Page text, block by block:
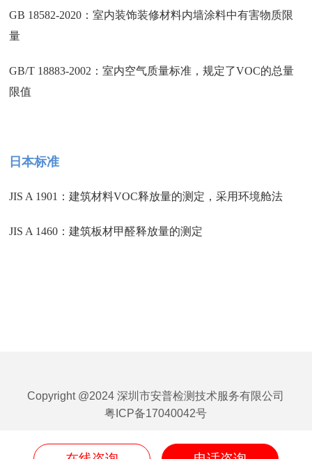
GB 18582-2020：室内装饰装修材料内墙涂料中有害物质限
量
GB/T 18883-2002：室内空气质量标准，规定了VOC的总量
限值
日本标准
JIS A 1901：建筑材料VOC释放量的测定，采用环境舱法
JIS A 1460：建筑板材甲醛释放量的测定
Copyright @2024 深圳市安普检测技术服务有限公司
粤ICP备17040042号